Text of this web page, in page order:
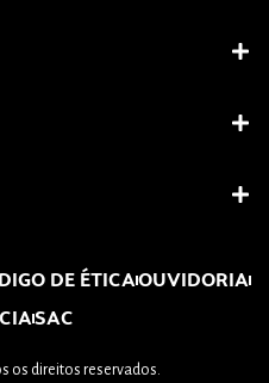
DE ÉTICAOUVIDORIA
SAC
os direitos reservados.